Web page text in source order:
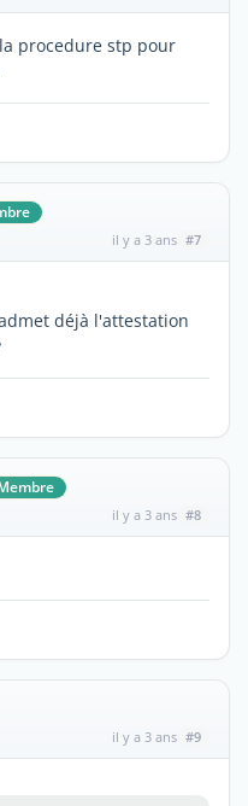
procedure stp pour
il y a 3 ans #7
déjà l'attestation
il y a 3 ans #8
il y a 3 ans #9